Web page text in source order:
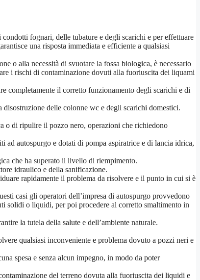
fognari, delle tubature e degli scarichi e per effettuare
una risposta immediata e efficiente a qualsiasi
o alla necessità di svuotare la fossa biologica, è necessario
i rischi di contaminazione dovuti alla fuoriuscita dei liquami
completamente il corretto funzionamento degli scarichi e di
delle colonne wc e degli scarichi domestici.
o di ripulire il pozzo nero, operazioni che richiedono
ad autospurgo e dotati di pompa aspiratrice e di lancia idrica,
che ha superato il livello di riempimento.
idraulico e della sanificazione.
rapidamente il problema da risolvere e il punto in cui si è
casi gli operatori dell’impresa di autospurgo provvedono
solidi o liquidi, per poi procedere al corretto smaltimento in
la tutela della salute e dell’ambiente naturale.
qualsiasi inconveniente e problema dovuto a pozzi neri e
spesa e senza alcun impegno, in modo da poter
del terreno dovuta alla fuoriuscita dei liquidi e